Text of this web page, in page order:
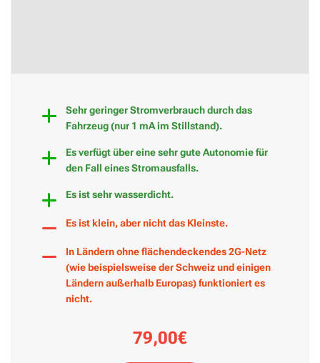
Sehr geringer Stromverbrauch durch das
Fahrzeug (nur 1 mA im Stillstand).
Es verfügt über eine sehr gute Autonomie für
den Fall eines Stromausfalls.
Es ist sehr wasserdicht.
Es ist klein, aber nicht das Kleinste.
In Ländern ohne flächendeckendes 2G-Netz
(wie beispielsweise der Schweiz und einigen
Ländern außerhalb Europas) funktioniert es
nicht.
79,00€